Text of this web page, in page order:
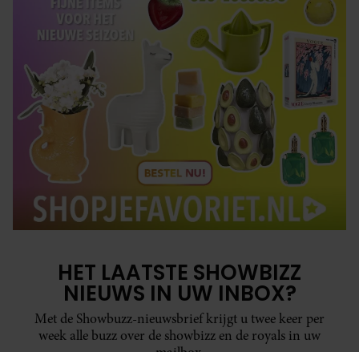
HET LAATSTE SHOWBIZZ
NIEUWS IN UW INBOX?
Met de Showbuzz-nieuwsbrief krijgt u twee keer per
week alle buzz over de showbizz en de royals in uw